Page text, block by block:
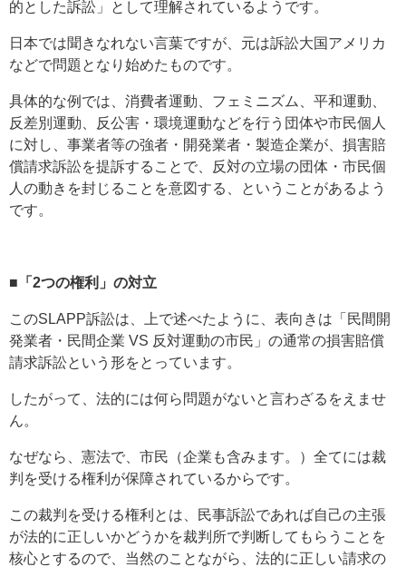
的とした訴訟」として理解されているようです。
日本では聞きなれない言葉ですが、元は訴訟大国アメリカ
などで問題となり始めたものです。
具体的な例では、消費者運動、フェミニズム、平和運動、
反差別運動、反公害・環境運動などを行う団体や市民個人
に対し、事業者等の強者・開発業者・製造企業が、損害賠
償請求訴訟を提訴することで、反対の立場の団体・市民個
人の動きを封じることを意図する、ということがあるよう
です。
■「2つの権利」の対立
このSLAPP訴訟は、上で述べたように、表向きは「民間開
発業者・民間企業 VS 反対運動の市民」の通常の損害賠償
請求訴訟という形をとっています。
したがって、法的には何ら問題がないと言わざるをえませ
ん。
なぜなら、憲法で、市民（企業も含みます。）全てには裁
判を受ける権利が保障されているからです。
この裁判を受ける権利とは、民事訴訟であれば自己の主張
が法的に正しいかどうかを裁判所で判断してもらうことを
核心とするので、当然のことながら、法的に正しい請求の